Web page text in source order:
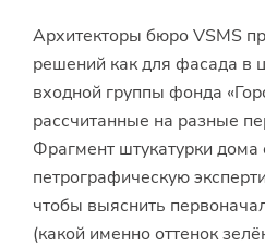
Архитекторы бюро VSMS
решений как для фасада в
входной группы фонда
рассчитанные на разные
Фрагмент штукатурки дома
петрографическую
чтобы выяснить
(какой именно оттенок